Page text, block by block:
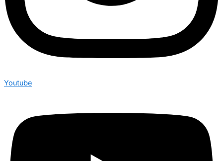
Youtube